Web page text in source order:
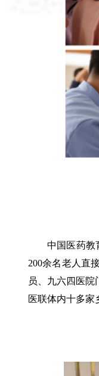
中国医药教
200余名老人直
员、九六四医
医联体内十多家